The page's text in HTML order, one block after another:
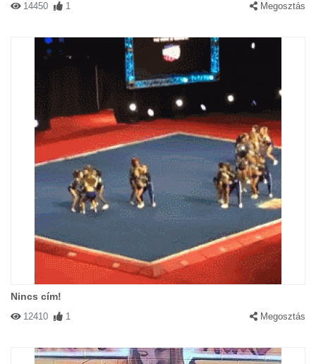
14450 1 Megosztás
Nincs cím!
12410 1 Megosztás